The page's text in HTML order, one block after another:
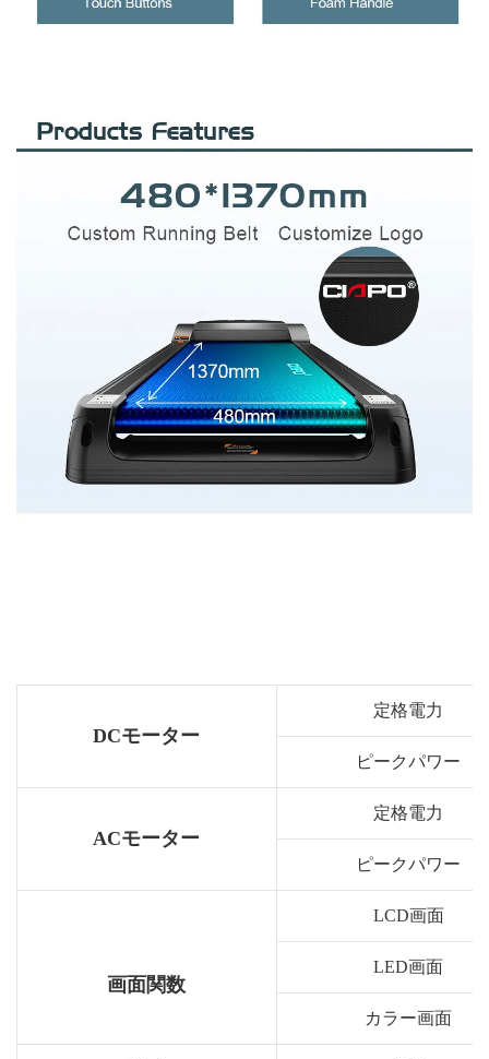
DCモーター
定格電力
ピークパワー
ACモーター
定格電力
ピークパワー
画面関数
LCD画面
LED画面
カラー画面